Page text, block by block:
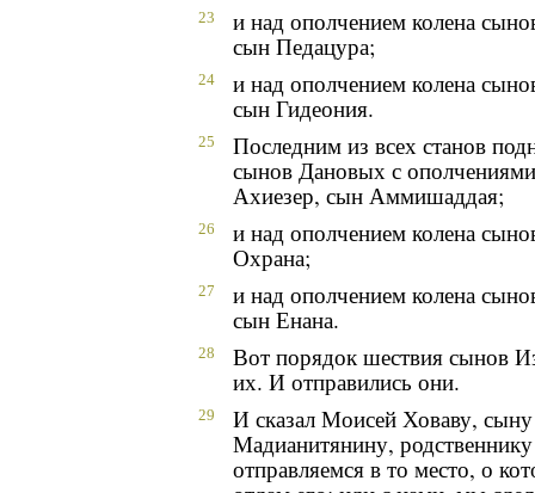
23
и над ополчением колена
сын Педацура;
24
и над ополчением колена
сын Гидеония.
25
Последним из всех станов
сынов Дановых с
Ахиезер, сын Аммишаддая;
26
и над ополчением колена
Охрана;
27
и над ополчением колена
сын Енана.
28
Вот порядок шествия сынов
их. И отправились они.
29
И сказал Моисей Ховаву,
Мадианитянину,
отправляемся в то место, о